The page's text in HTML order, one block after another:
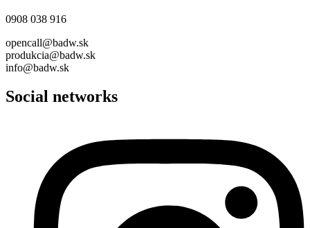
0908 038 916
opencall@badw.sk
produkcia@badw.sk
info@badw.sk
Social networks